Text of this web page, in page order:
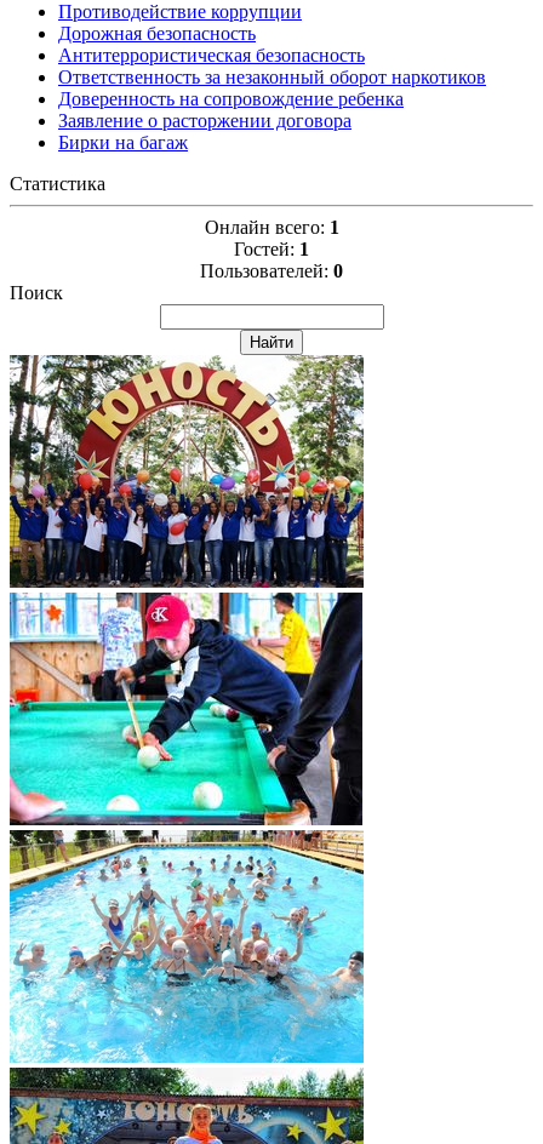
Противодействие коррупции
Дорожная безопасность
Антитеррористическая безопасность
Ответственность за незаконный оборот наркотиков
Доверенность на сопровождение ребенка
Заявление о расторжении договора
Бирки на багаж
Статистика
Онлайн всего: 1
Гостей: 1
Пользователей: 0
Поиск